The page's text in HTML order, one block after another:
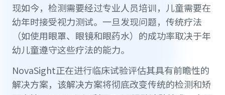
现如今，检测需要经过专业人员培训，儿童需要在
幼年时接受视力测试。一旦发现问题，传统疗法
（如使用眼罩、眼镜和眼药水）的成功率取决于年
幼儿童遵守这些疗法的能力。
NovaSight正在进行临床试验评估其具有前瞻性的
解决方案，该解决方案将彻底改变传统的检测和矫